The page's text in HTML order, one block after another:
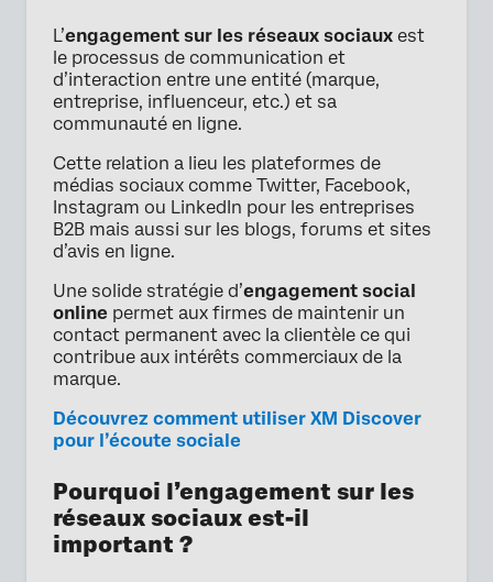
L’engagement sur les réseaux sociaux est
le processus de communication et
d’interaction entre une entité (marque,
entreprise, influenceur, etc.) et sa
communauté en ligne.
Cette relation a lieu les plateformes de
médias sociaux comme Twitter, Facebook,
Instagram ou LinkedIn pour les entreprises
B2B mais aussi sur les blogs, forums et sites
d’avis en ligne.
Une solide stratégie d’engagement social
online permet aux firmes de maintenir un
contact permanent avec la clientèle ce qui
contribue aux intérêts commerciaux de la
marque.
Découvrez comment utiliser XM Discover
pour l’écoute sociale
Pourquoi l’engagement sur les
réseaux sociaux est-il
important ?